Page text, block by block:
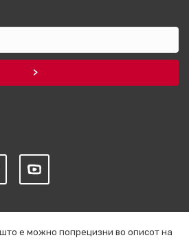
е можно попрецизни во описот на